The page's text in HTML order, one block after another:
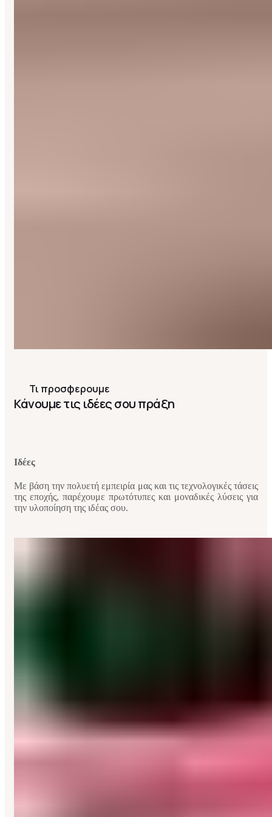
Τι προσφερουμε
Κάνουμε τις ιδέες σου πράξη
Ιδέες
Με βάση την πολυετή εμπειρία μας και τις τεχνολογικές τάσεις
της εποχής, παρέχουμε πρωτότυπες και μοναδικές λύσεις για
την υλοποίηση της ιδέας σου.